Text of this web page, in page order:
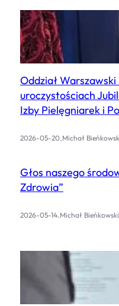
Oddział Warszawski
uroczystościach
Izby Pielęgniarek i
2026-05-20.Michał
Głos naszego
Zdrowia”
2026-05-14.Michał Bieńkowski